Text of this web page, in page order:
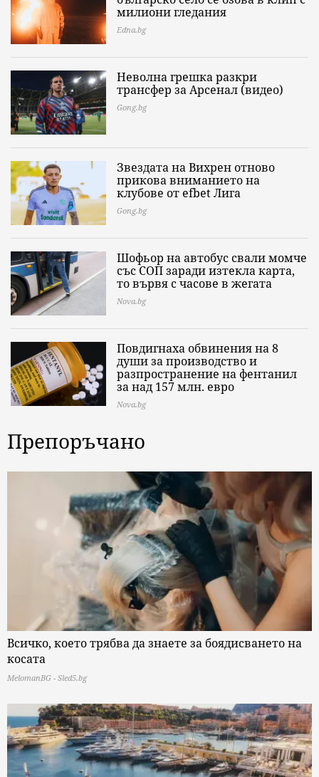
милиони гледания
Edna.bg
Неволна грешка разкри
трансфер за Арсенал (видео)
Gong.bg
Звездата на Вихрен отново
прикова вниманието на
клубове от еfbet Лига
Gong.bg
Шофьор на автобус свали момче
със СОП заради изтекла карта,
то вървя с часове в жегата
Nova.bg
Повдигнаха обвинения на 8
души за производство и
разпространение на фентанил
за над 157 млн. евро
Nova.bg
Препоръчано
Всичко, което трябва да знаете за боядисването на
косата
MelomanBG - Sled5.bg